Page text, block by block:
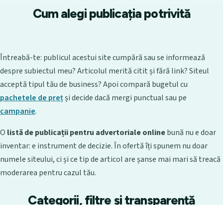
Cum alegi publicația potrivită
Întreabă-te: publicul acestui site cumpără sau se informează
despre subiectul meu? Articolul merită citit și fără link? Siteul
acceptă tipul tău de business? Apoi compară bugetul cu
pachetele de prețși decide dacă mergi punctual sau pe
campanie.
O listă de publicații pentru advertoriale onlinebună nu e doar
inventar: e instrument de decizie. În ofertă îți spunem nu doar
numele siteului, ci și ce tip de articol are șanse mai mari să treacă
moderarea pentru cazul tău.
Categorii, filtre și transparență